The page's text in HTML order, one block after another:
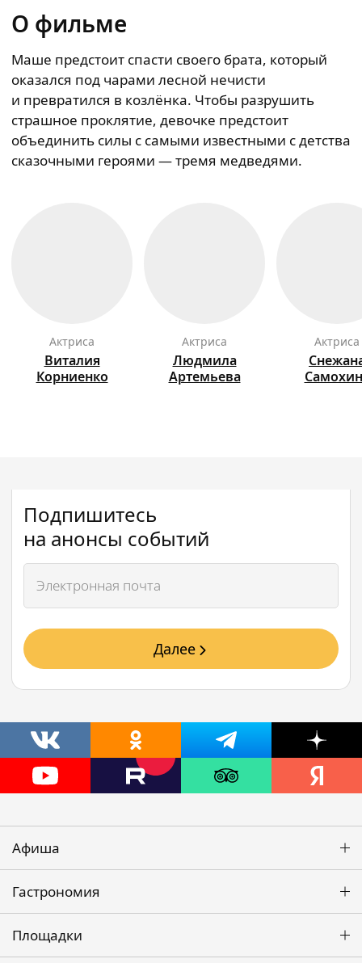
О фильме
Маше предстоит спасти своего брата, который
оказался под чарами лесной нечисти
и превратился в козлёнка. Чтобы разрушить
страшное проклятие, девочке предстоит
объединить силы с самыми известными с детства
сказочными героями — тремя медведями.
актриса
Виталия
Корниенко
актриса
Людмила
Артемьева
актриса
Подпишитесь
на анонсы событий
Далее
Афиша
Гастрономия
Площадки